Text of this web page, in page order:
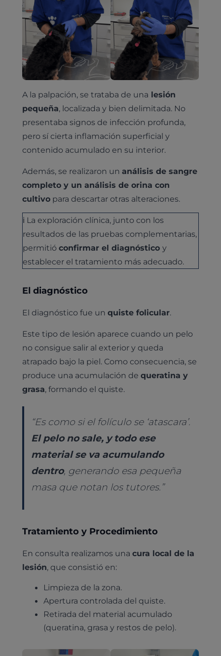
A la palpación, se trataba de una lesión
pequeña, localizada y bien delimitada. No
presentaba signos de infección profunda,
pero sí cierta inflamación superficial y
contenido acumulado en su interior.
Además, se realizaron un análisis de sangre
completo y un análisis de orina con
cultivopara descartar otras alteraciones.
ℹ️ La exploración clínica, junto con los
resultados de las pruebas complementarias,
permitió confirmar el diagnóstico y
establecer el tratamiento más adecuado.
El diagnóstico
El diagnóstico fue un quiste folicular.
Este tipo de lesión aparece cuando un pelo
no consigue salir al exterior y queda
atrapado bajo la piel. Como consecuencia, se
produce una acumulación de queratina y
grasa, formando el quiste.
“Es como si el folículo se ‘atascara’.
El pelo no sale, y todo ese
material se va acumulando
dentro, generando esa pequeña
masa que notan los tutores.”
Tratamiento y Procedimiento
En consulta realizamos una cura local de la
lesión, que consistió en:
Limpieza de la zona.
Apertura controlada del quiste.
Retirada del material acumulado
(queratina, grasa y restos de pelo).